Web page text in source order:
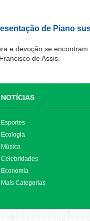
de Piano
e devoção se
de Assis.
NOTÍCIAS
Esportes
Ecologia
Música
Celebridades
Economia
Mais Categorias